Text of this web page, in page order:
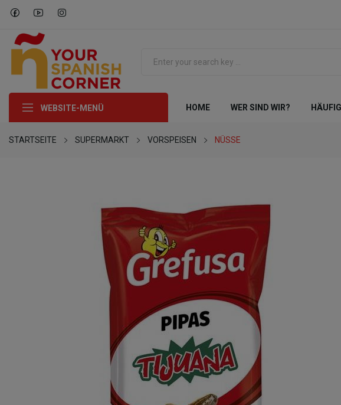
WEBSITE-MENÜ HOME WER SIND WIR?
STARTSEITE SUPERMARKT VORSPEISEN NÜSSE